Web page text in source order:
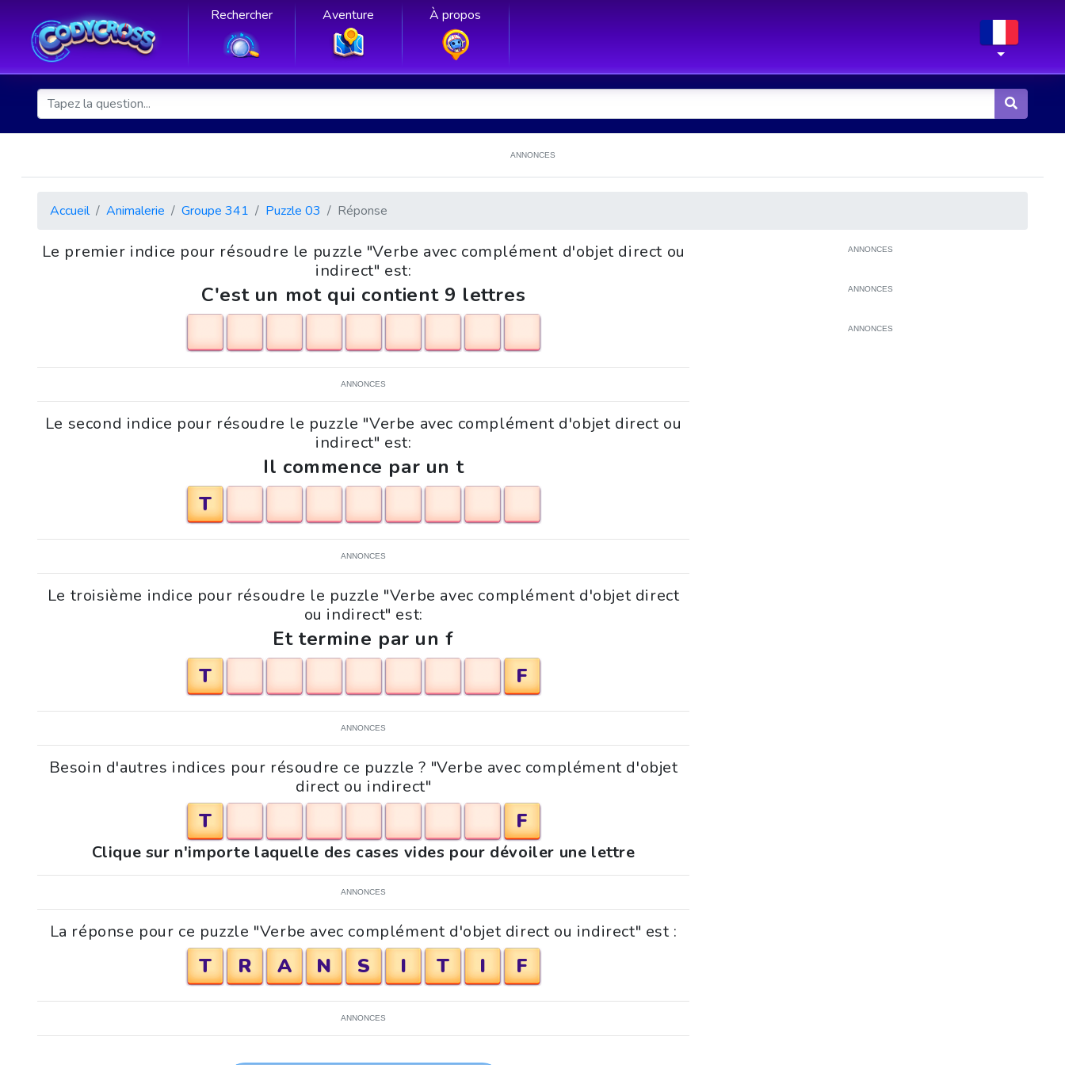
Rechercher Aventure À propos
ANNONCES
Accueil Animalerie Groupe 341 Puzzle 03 Réponse
Le premier indice pour résoudre le puzzle "Verbe avec complément d'objet direct ou
indirect" est:
C'est un mot qui contient 9 lettres
ANNONCES
Le second indice pour résoudre le puzzle "Verbe avec complément d'objet direct ou
indirect" est:
Il commence par un t
T
ANNONCES
Le troisième indice pour résoudre le puzzle "Verbe avec complément d'objet direct
ou indirect" est:
Et termine par un f
T
F
ANNONCES
Besoin d'autres indices pour résoudre ce puzzle ? "Verbe avec complément d'objet
direct ou indirect"
T F
Clique sur n'importe laquelle des cases vides pour dévoiler une lettre
ANNONCES
La réponse pour ce puzzle "Verbe avec complément d'objet direct ou indirect" est :
T R A N S I T I F
ANNONCES
ANNONCES
ANNONCES
ANNONCES